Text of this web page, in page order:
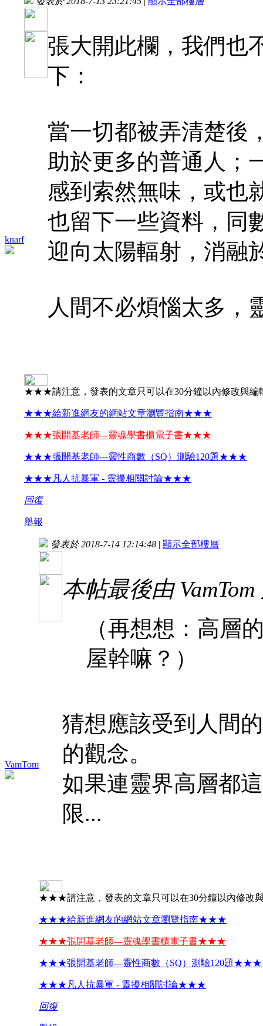
knarf
張大開此欄，我們也
下：
當一切都被弄清楚後
助於更多的普通人；
感到索然無味，或也
也留下一些資料，同
迎向太陽輻射，消融
人間不必煩惱太多，
★★★請注意，發表的文章只可以在30分鐘以內修改與
★★★給新進網友的網站文章瀏覽指南★★★
★★★張開基老師---靈魂學書櫃電子書★★★
★★★張開基老師---靈性商數（SQ）測驗120題★★★
★★★凡人抗暴軍 - 靈擾相關討論★★★
回復
舉報
VamTom
發表於 2018-7-14 12:14:48 | 顯示全部樓層
本帖最後由
（再想想：高層
屋幹嘛？）
猜想應該受到人間
的觀念。
如果連靈界高層都
限...
★★★請注意，發表的文章只可以在30分鐘以內修
★★★給新進網友的網站文章瀏覽指南★★★
★★★張開基老師---靈魂學書櫃電子書★★★
★★★張開基老師---靈性商數（SQ）測驗120題★★★
★★★凡人抗暴軍 - 靈擾相關討論★★★
回復